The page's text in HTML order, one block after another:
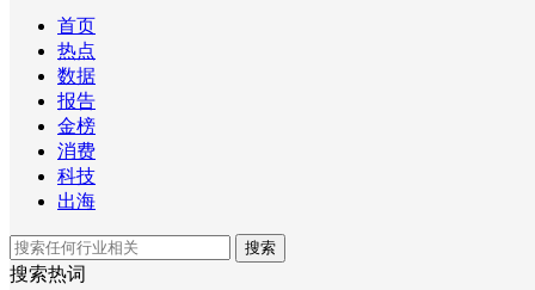
首页
热点
数据
报告
金榜
消费
科技
出海
搜索
搜索热词